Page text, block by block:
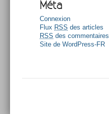
Méta
Connexion
Flux RSS des articles
RSS des commentaires
Site de WordPress-FR